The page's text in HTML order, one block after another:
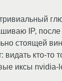
IP,
стоящей
кто-то
иксы